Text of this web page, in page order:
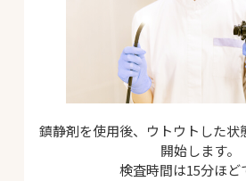
鎮静剤を使用後、ウトウトした状
開始します。
検査時間は15分ほど